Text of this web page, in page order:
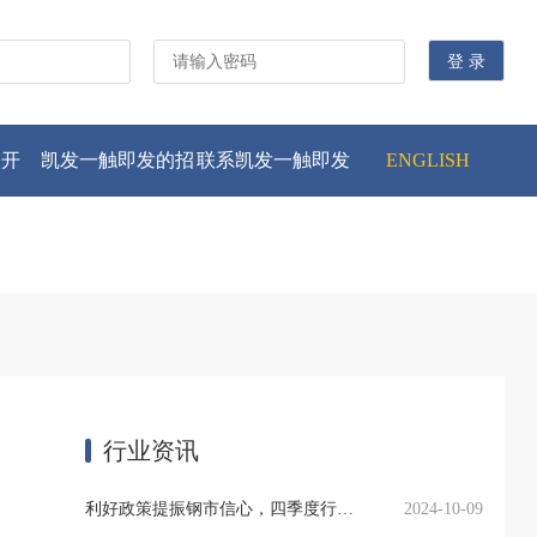
凯发一触即发的招联系凯发一触即发 ENGLISH
行业资讯
利好政策提振钢市信心，四季度行业需求或小幅上升 2024-10-09